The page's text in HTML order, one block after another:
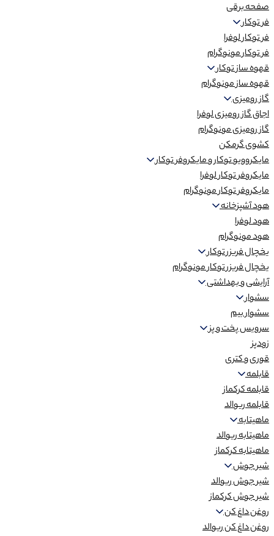
صفحه برقی
فر توکار
فر توکار لوفرا
فر توکار مونوگرام
قهوه ساز توکار
قهوه ساز مونوگرام
گاز رومیزی
اجاق گاز رومیزی لوفرا
گاز رومیزی مونوگرام
کشوی گرمکن
مایکروویو توکار و مایکروفر توکار
مایکروفر توکار لوفرا
مایکروفر توکار مونوگرام
هود آشپزخانه
هود لوفرا
هود مونوگرام
یخچال فریزر توکار
یخچال فریزر توکار مونوگرام
آرایشی و بهداشتی
سشوار
سشوار بیم
سرویس پخت و پز
زودپز
قوری و کتری
قابلمه
قابلمه کرکماز
قابلمه ریوالد
ماهیتابه
ماهیتابه ریوالد
ماهیتابه کرکماز
شیر جوش
شیر جوش ریوالد
شیر جوش کرکماز
روغن داغ کن
روغن داغ کن ریوالد